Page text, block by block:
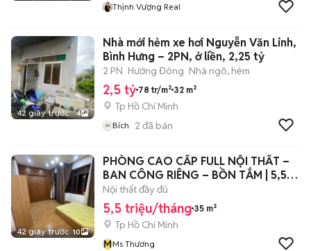
Thịnh Vượng Real
42 giây trước 4
Nhà mới hẻm xe hơi Nguyễn Văn Linh,
Bình Hưng – 2PN, ở liền, 2,25 tỷ
2 PN Hướng Đông Nhà ngõ, hẻm
2,5 tỷ 78 tr/m² 32 m²
Tp Hồ Chí Minh
Bích 2 đã bán
42 giây trước 10
PHÒNG CAO CẤP FULL NỘI THẤT –
BAN CÔNG RIÊNG – BỒN TẮM | 5,5
TRIỆU
Nội thất đầy đủ
5,5 triệu/tháng 35 m²
Tp Hồ Chí Minh
MMs Thương